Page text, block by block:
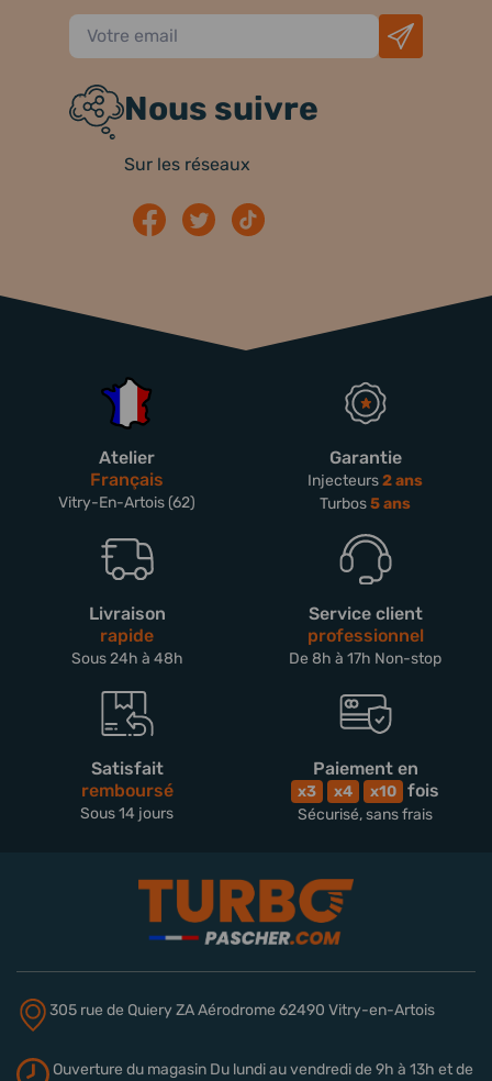
Nous suivre
Sur les réseaux
Atelier
Français
Vitry-En-Artois (62)
Garantie
Injecteurs2 ans
Turbos5 ans
Livraison
rapide
Sous 24h à 48h
Service client
professionnel
De 8h à 17h Non-stop
Satisfait
remboursé
Sous 14 jours
Paiement en
x3 x4 x10 fois
Sécurisé, sans frais
305 rue de QuieryZA Aérodrome 62490 Vitry-en-Artois
Ouverture du magasinDu lundi au vendredi de 9h à 13h et de